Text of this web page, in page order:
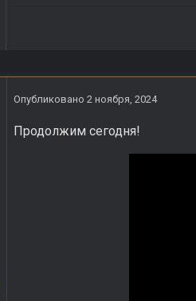
Опубликовано 2 ноября, 2024
Продолжим сегодня!